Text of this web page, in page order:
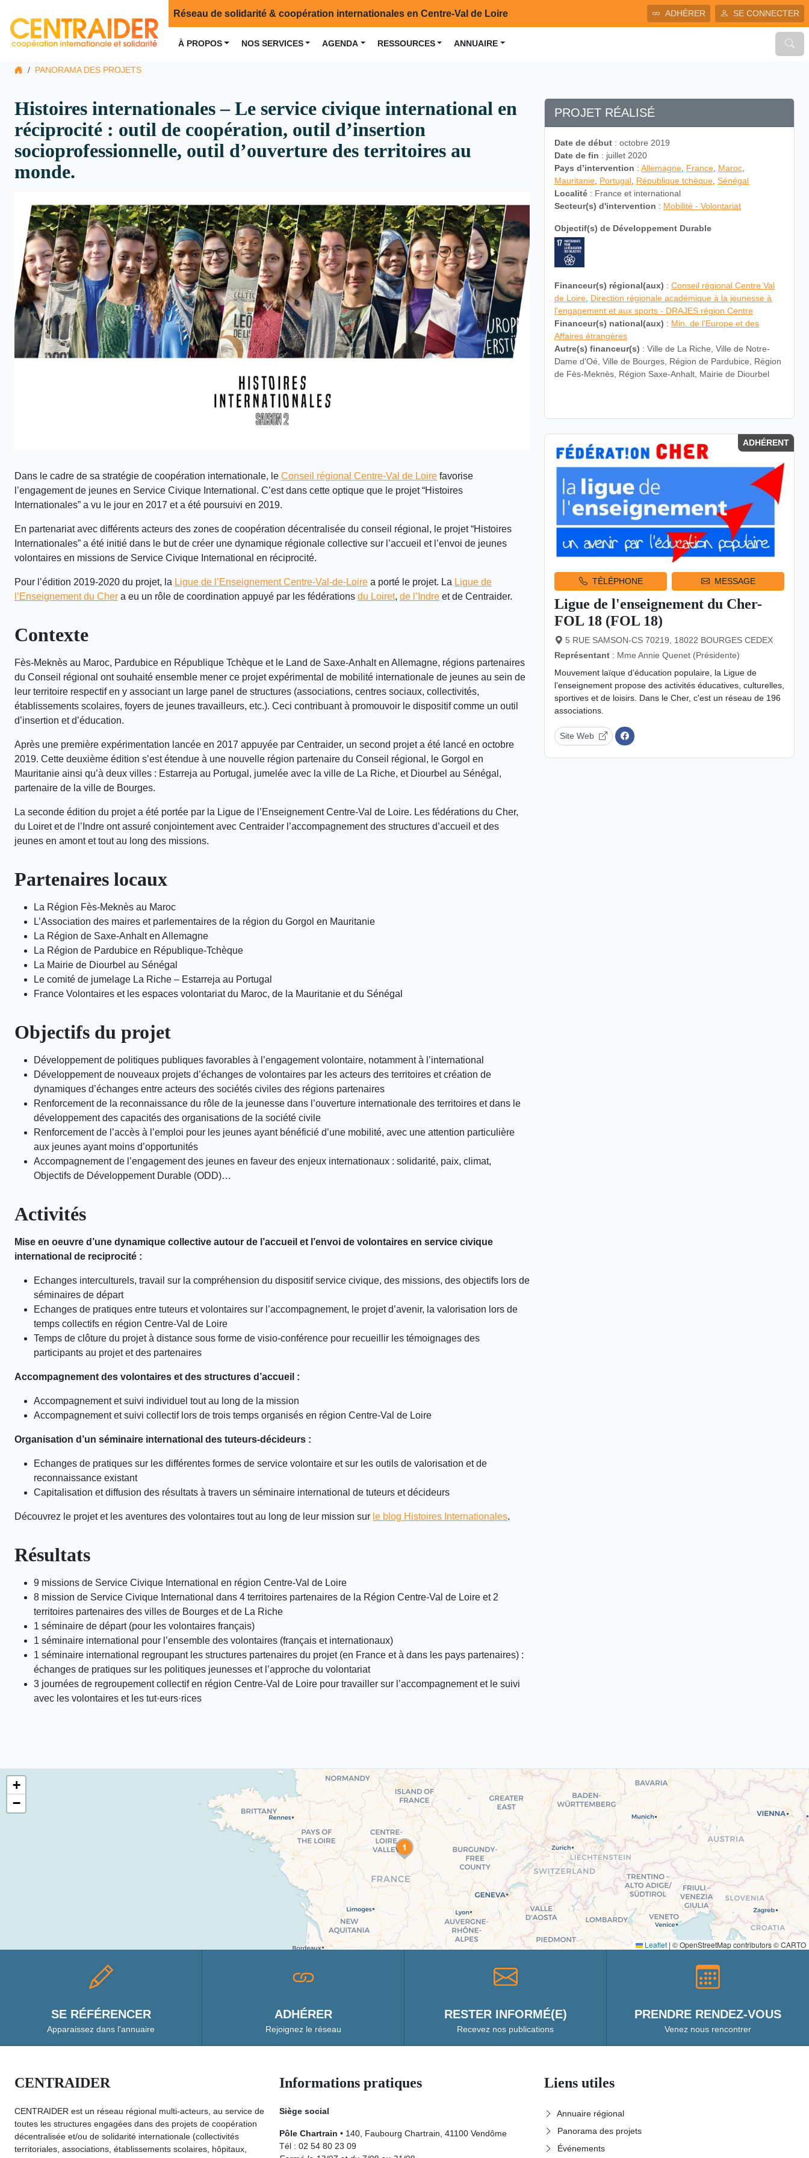
Réseau de solidarité & coopération internationales en Centre-Val de Loire ADHÉRER SE CONNECTER
À PROPOS NOS SERVICES AGENDA RESSOURCES ANNUAIRE
PANORAMA DES PROJETS
Histoires internationales – Le service civique international en
réciprocité : outil de coopération, outil d’insertion
socioprofessionnelle, outil d’ouverture des territoires au
monde.
Dans le cadre de sa stratégie de coopération internationale, le Conseil régional Centre-Val de Loire favorise
l’engagement de jeunes en Service Civique International. C’est dans cette optique que le projet “Histoires
Internationales” a vu le jour en 2017 et a été poursuivi en 2019.
En partenariat avec différents acteurs des zones de coopération décentralisée du conseil régional, le projet “Histoires
Internationales” a été initié dans le but de créer une dynamique régionale collective sur l’accueil et l’envoi de jeunes
volontaires en missions de Service Civique International en réciprocité.
Pour l’édition 2019-2020 du projet, la Ligue de l’Enseignement Centre-Val-de-Loire a porté le projet. La Ligue de
l’Enseignement du Cher a eu un rôle de coordination appuyé par les fédérations du Loiret, de l’Indre et de Centraider.
Contexte
Fès-Meknès au Maroc, Pardubice en République Tchèque et le Land de Saxe-Anhalt en Allemagne, régions partenaires
du Conseil régional ont souhaité ensemble mener ce projet expérimental de mobilité internationale de jeunes au sein de
leur territoire respectif en y associant un large panel de structures (associations, centres sociaux, collectivités,
établissements scolaires, foyers de jeunes travailleurs, etc.). Ceci contribuant à promouvoir le dispositif comme un outil
d’insertion et d’éducation.
Après une première expérimentation lancée en 2017 appuyée par Centraider, un second projet a été lancé en octobre
2019. Cette deuxième édition s’est étendue à une nouvelle région partenaire du Conseil régional, le Gorgol en
Mauritanie ainsi qu’à deux villes : Estarreja au Portugal, jumelée avec la ville de La Riche, et Diourbel au Sénégal,
partenaire de la ville de Bourges.
La seconde édition du projet a été portée par la Ligue de l’Enseignement Centre-Val de Loire. Les fédérations du Cher,
du Loiret et de l’Indre ont assuré conjointement avec Centraider l’accompagnement des structures d’accueil et des
jeunes en amont et tout au long des missions.
Partenaires locaux
La Région Fès-Meknès au Maroc
L’Association des maires et parlementaires de la région du Gorgol en Mauritanie
La Région de Saxe-Anhalt en Allemagne
La Région de Pardubice en République-Tchèque
La Mairie de Diourbel au Sénégal
Le comité de jumelage La Riche – Estarreja au Portugal
France Volontaires et les espaces volontariat du Maroc, de la Mauritanie et du Sénégal
Objectifs du projet
Développement de politiques publiques favorables à l’engagement volontaire, notamment à l’international
Développement de nouveaux projets d’échanges de volontaires par les acteurs des territoires et création de
dynamiques d’échanges entre acteurs des sociétés civiles des régions partenaires
Renforcement de la reconnaissance du rôle de la jeunesse dans l’ouverture internationale des territoires et dans le
développement des capacités des organisations de la société civile
Renforcement de l’accès à l’emploi pour les jeunes ayant bénéficié d’une mobilité, avec une attention particulière
aux jeunes ayant moins d’opportunités
Accompagnement de l’engagement des jeunes en faveur des enjeux internationaux : solidarité, paix, climat,
Objectifs de Développement Durable (ODD)…
Activités
Mise en oeuvre d’une dynamique collective autour de l’accueil et l’envoi de volontaires en service civique
international de reciprocité :
Echanges interculturels, travail sur la compréhension du dispositif service civique, des missions, des objectifs lors de
séminaires de départ
Echanges de pratiques entre tuteurs et volontaires sur l’accompagnement, le projet d’avenir, la valorisation lors de
temps collectifs en région Centre-Val de Loire
Temps de clôture du projet à distance sous forme de visio-conférence pour recueillir les témoignages des
participants au projet et des partenaires
Accompagnement des volontaires et des structures d’accueil :
Accompagnement et suivi individuel tout au long de la mission
Accompagnement et suivi collectif lors de trois temps organisés en région Centre-Val de Loire
Organisation d’un séminaire international des tuteurs-décideurs :
Echanges de pratiques sur les différentes formes de service volontaire et sur les outils de valorisation et de
reconnaissance existant
Capitalisation et diffusion des résultats à travers un séminaire international de tuteurs et décideurs
Découvrez le projet et les aventures des volontaires tout au long de leur mission sur le blog Histoires Internationales.
Résultats
9 missions de Service Civique International en région Centre-Val de Loire
8 mission de Service Civique International dans 4 territoires partenaires de la Région Centre-Val de Loire et 2
territoires partenaires des villes de Bourges et de La Riche
1 séminaire de départ (pour les volontaires français)
1 séminaire international pour l’ensemble des volontaires (français et internationaux)
1 séminaire international regroupant les structures partenaires du projet (en France et à dans les pays partenaires) :
échanges de pratiques sur les politiques jeunesses et l’approche du volontariat
3 journées de regroupement collectif en région Centre-Val de Loire pour travailler sur l’accompagnement et le suivi
avec les volontaires et les tut·eurs·rices
PROJET RÉALISÉ
Date de début : octobre 2019
Date de fin : juillet 2020
Pays d’intervention : Allemagne France Maroc
Mauritanie Portugal République tchèque Sénégal
Localité : France et international
Secteur(s) d'intervention : Mobilité - Volontariat
Objectif(s) de Développement Durable
Financeur(s) régional(aux) : Conseil régional Centre Val
de Loire Direction régionale académique à la jeunesse à
l'engagement et aux sports - DRAJES région Centre
Financeur(s) national(aux) : Min. de l’Europe et des
Affaires étrangères
Autre(s) financeur(s) : Ville de La Riche, Ville de Notre-
Dame d'Oé, Ville de Bourges, Région de Pardubice, Région
de Fès-Meknès, Région Saxe-Anhalt, Mairie de Diourbel
ADHÉRENT
TÉLÉPHONE MESSAGE
Ligue de l'enseignement du Cher-
FOL 18 (FOL 18)
5 RUE SAMSON-CS 70219, 18022 BOURGES CEDEX
Représentant : Mme Annie Quenet (Présidente)
Mouvement laïque d’éducation populaire, la Ligue de
l’enseignement propose des activités éducatives, culturelles,
sportives et de loisirs. Dans le Cher, c'est un réseau de 196
associations.
Site Web
+
−
Leaflet | © OpenStreetMap contributors © CARTO
SE RÉFÉRENCER
Apparaissez dans l'annuaire
ADHÉRER
Rejoignez le réseau
RESTER INFORMÉ(E)
Recevez nos publications
PRENDRE RENDEZ-VOUS
Venez nous rencontrer
CENTRAIDER
CENTRAIDER est un réseau régional multi-acteurs, au service de
toutes les structures engagées dans des projets de coopération
décentralisée et/ou de solidarité internationale (collectivités
territoriales, associations, établissements scolaires, hôpitaux,
Informations pratiques
Siège social
Pôle Chartrain • 140, Faubourg Chartrain, 41100 Vendôme
Tél : 02 54 80 23 09
Liens utiles
Annuaire régional
Panorama des projets
Événements